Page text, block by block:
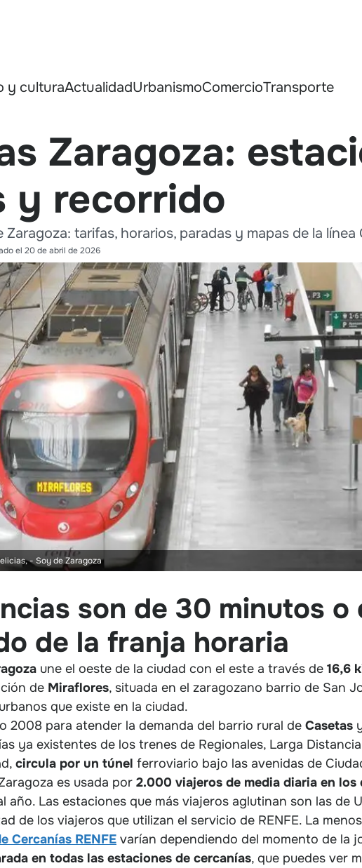
y culturaActualidadUrbanismoComercioTransporte
Zaragoza:
y recorrido
tarifas, horarios, paradas y mapas de la línea
el 20 de abril de 2026
- Soy de Zaragoza
son de 30 minutos o
de la franja horaria
une el oeste de la ciudad con el este a través de 16,6
de Miraflores, situada en el zaragozano barrio de San
que existe en la ciudad.
2008 para atender la demanda del barrio rural de Casetas
ya existentes de los trenes de Regionales, Larga
circula por un túnel ferroviario bajo las avenidas de
es usada por 2.000 viajeros de media diaria en los
año. Las estaciones que más viajeros aglutinan son las de
de los viajeros que utilizan el servicio de RENFE. La
Cercanías RENFE varían dependiendo del momento de la
en todas las estaciones de cercanías, que puedes ver